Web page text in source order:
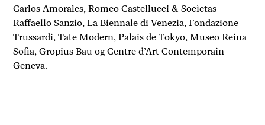
Carlos Amorales, Romeo Castellucci & Socìetas
Raffaello Sanzio, La Biennale di Venezia, Fondazione
Trussardi, Tate Modern, Palais de Tokyo, Museo Reina
Sofia, Gropius Bau og Centre d’Art Contemporain
Geneva.